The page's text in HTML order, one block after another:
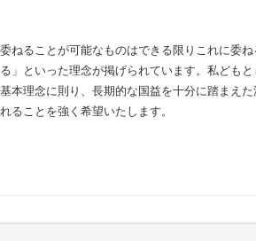
ねることが可能なものはできる限りこれに委
」といった理念が掲げられています。私ども
本理念に則り、長期的な国益を十分に踏まえ
ることを強く希望いたします。